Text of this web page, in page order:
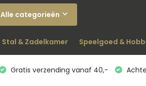
Alle categorieën
Stal & Zadelkamer Speelgoed &
Gratis verzending vanaf 40,-